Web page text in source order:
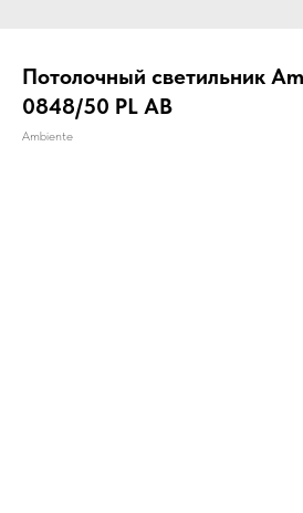
Потолочный светильник
0848/50 PL AB
Ambiente